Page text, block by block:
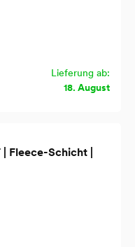
Lieferung ab:
18. August
Fleece-Schicht |